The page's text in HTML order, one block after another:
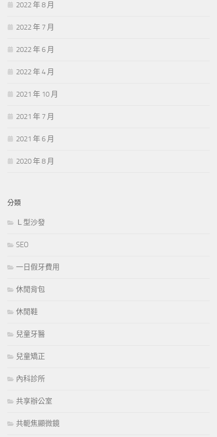
2022 年 8 月
2022 年 7 月
2022 年 6 月
2022 年 4 月
2021 年 10 月
2021 年 7 月
2021 年 6 月
2020 年 8 月
分類
Ｌ型沙發
SEO
一日假牙費用
休閒背包
休閒鞋
兒童牙醫
兒童矯正
內科診所
共享辦公室
共軛焦顯微鏡